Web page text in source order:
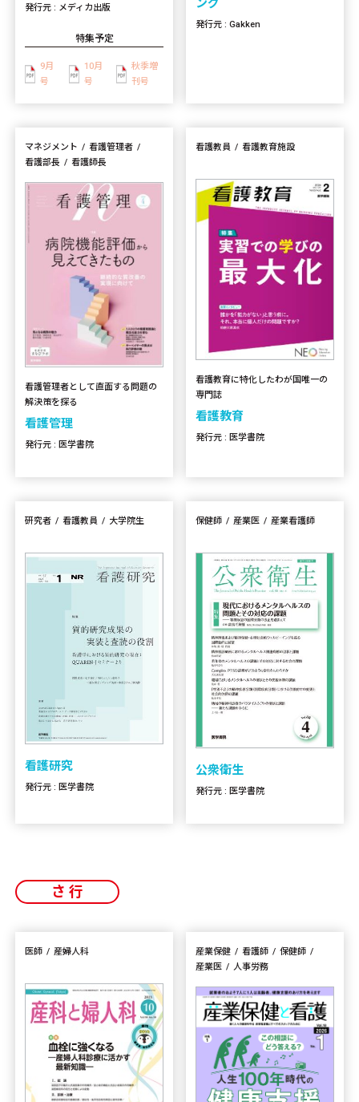
発行元 : メディカ出版
特集予定
9月
号
10月
号
秋季増
刊号
ング
発行元 : Gakken
マネジメント
看護管理者
看護部長
看護師長
看護管理者として直面する問題の
解決策を探る
看護管理
発行元 : 医学書院
看護教員 看護教育施設
看護教育に特化したわが国唯一の
専門誌
看護教育
発行元 : 医学書院
研究者 看護教員 大学院生
看護研究
発行元 : 医学書院
保健師 産業医 産業看護師
公衆衛生
発行元 : 医学書院
さ行
医師 産婦人科 産業保健 看護師
保健師
産業医
人事労務